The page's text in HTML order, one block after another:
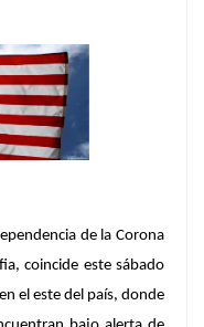
de la Corona
coincide este sábado
el este del país, donde